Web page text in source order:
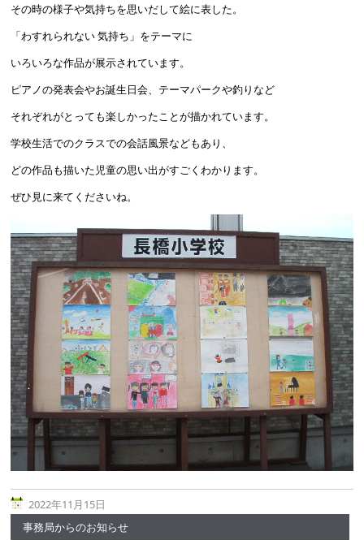
その時の様子や気持ちを思いだして絵に表した。
「わすれられない 気持ち」をテーマに
いろいろな作品が展示されています。
ピアノの発表会やお誕生日会、テーマパークや釣りなど
それぞれがとっても楽しかったことが描かれています。
学校生活でのクラスでの会話風景などもあり、
どの作品も描いた児童の思い出がすごくわかります。
ぜひ見に来てくださいね。
2022年11月15日
事務局からのお知らせ